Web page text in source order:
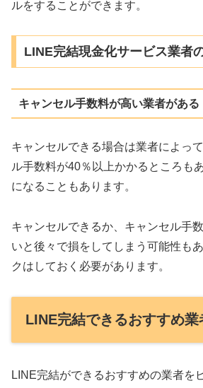
ルをすることができます。
LINE完結現金化サービス業者
キャンセル手数料が高い業者がある
キャンセルできる場合は業者によっ
ル手数料が40％以上かかるところも
になることもあります。
キャンセルできるか、キャンセル手
いと後々で損をしてしまう可能性も
クはしておく必要があります。
LINE完結できるおすすめ業
LINE完結ができるおすすめの業者を